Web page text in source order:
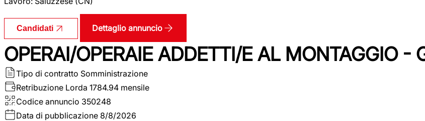
Candidati Dettaglio annuncio
OPERAI/OPERAIE ADDETTI/E AL MONTAGGIO -
Tipo di contratto Somministrazione
Retribuzione Lorda 1784.94 mensile
Codice annuncio 350248
Data di pubblicazione 8/8/2026